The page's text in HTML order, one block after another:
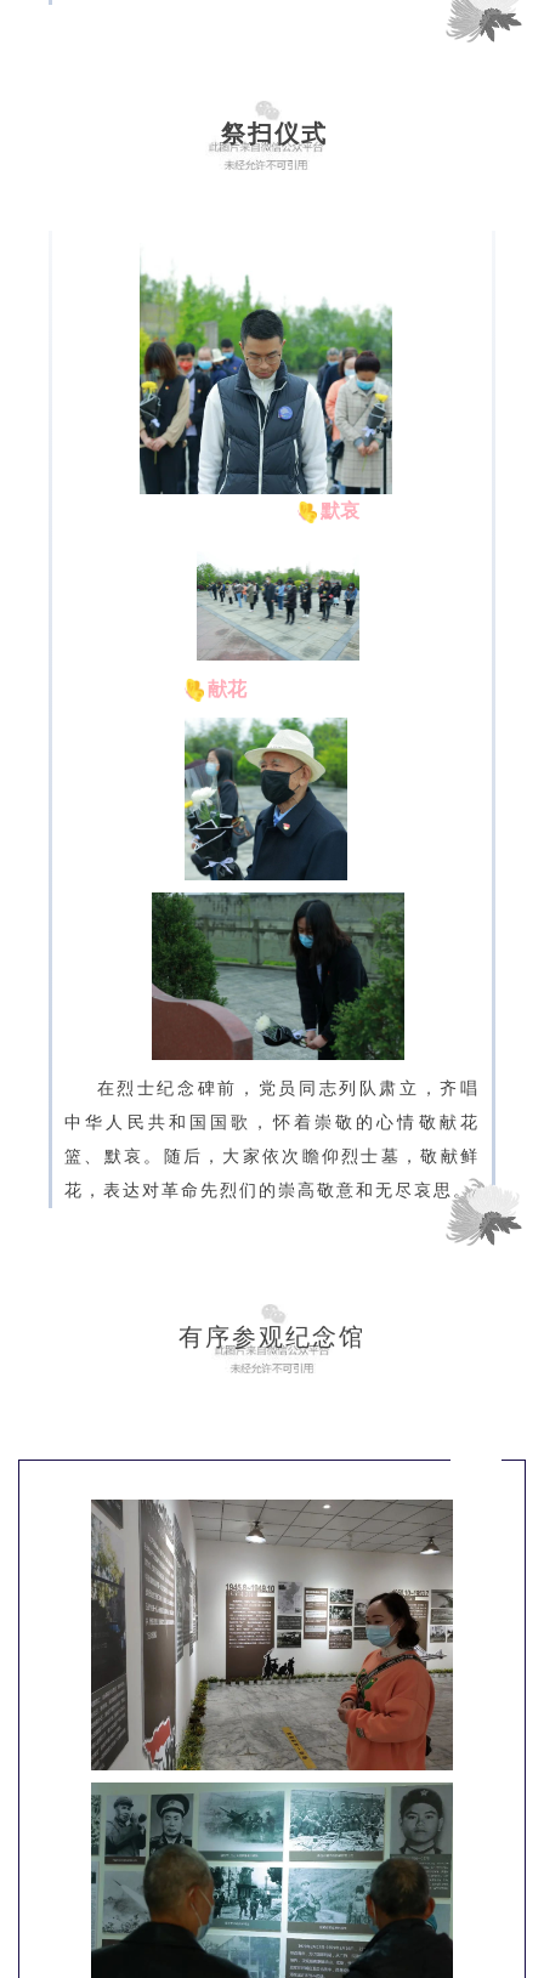
祭扫仪式
默哀
献花
在烈士纪念碑前，党员同志列队肃立，齐唱
中华人民共和国国歌，怀着崇敬的心情敬献花
篮、默哀。随后，大家依次瞻仰烈士墓，敬献鲜
花，表达对革命先烈们的崇高敬意和无尽哀思。
有序参观纪念馆